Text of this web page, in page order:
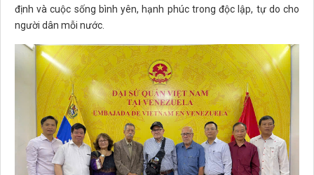
định và cuộc sống bình yên, hạnh phúc trong độc lập, tự do cho
người dân mỗi nước.